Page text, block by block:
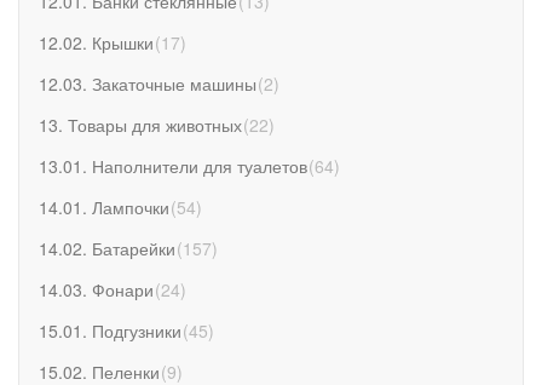
12.02. Крышки(17)
12.03. Закаточные машины(2)
13. Товары для животных(22)
13.01. Наполнители для туалетов(64)
14.01. Лампочки(54)
14.02. Батарейки(157)
14.03. Фонари(24)
15.01. Подгузники(45)
15.02. Пеленки(9)